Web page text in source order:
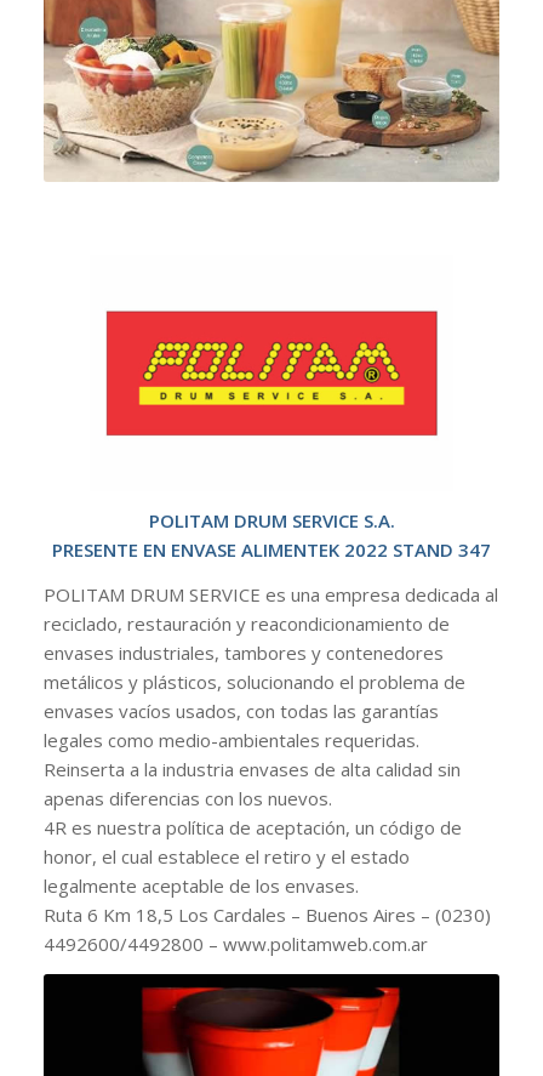
POLITAM DRUM SERVICE S.A.
PRESENTE EN ENVASE ALIMENTEK 2022 STAND 347
POLITAM DRUM SERVICE es una empresa dedicada al
reciclado, restauración y reacondicionamiento de
envases industriales, tambores y contenedores
metálicos y plásticos, solucionando el problema de
envases vacíos usados, con todas las garantías
legales como medio-ambientales requeridas.
Reinserta a la industria envases de alta calidad sin
apenas diferencias con los nuevos.
4R es nuestra política de aceptación, un código de
honor, el cual establece el retiro y el estado
legalmente aceptable de los envases.
Ruta 6 Km 18,5 Los Cardales – Buenos Aires – (0230)
4492600/4492800 – www.politamweb.com.ar